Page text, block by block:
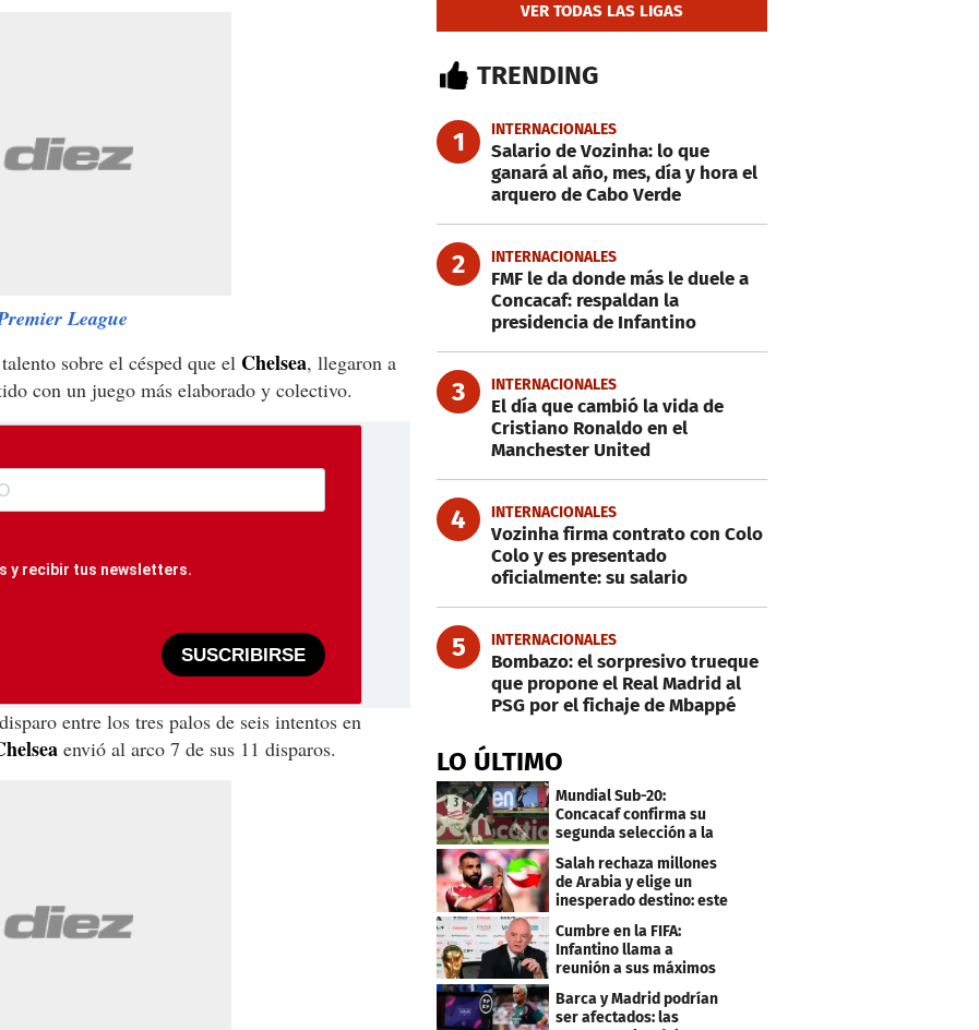
League
sobre el césped que el Chelsea, llegaron a
con un juego más elaborado y colectivo.
y recibir tus newsletters.
SUSCRIBIRSE
entre los tres palos de seis intentos en
envió al arco 7 de sus 11 disparos.
VER TODAS LAS LIGAS
TRENDING
1 INTERNACIONALES
Salario de Vozinha: lo que
ganará al año, mes, día y hora el
arquero de Cabo Verde
2 INTERNACIONALES
FMF le da donde más le duele a
Concacaf: respaldan la
presidencia de Infantino
3 INTERNACIONALES
El día que cambió la vida de
Cristiano Ronaldo en el
Manchester United
4 INTERNACIONALES
Vozinha firma contrato con Colo
Colo y es presentado
oficialmente: su salario
5 INTERNACIONALES
Bombazo: el sorpresivo trueque
que propone el Real Madrid al
PSG por el fichaje de Mbappé
LO ÚLTIMO
Mundial Sub-20:
Concacaf confirma su
segunda selección a la
Copa del Mundo 2027
Salah rechaza millones
de Arabia y elige un
inesperado destino: este
será su club
Cumbre en la FIFA:
Infantino llama a
reunión a sus máximos
Barca y Madrid podrían
ser afectados: las